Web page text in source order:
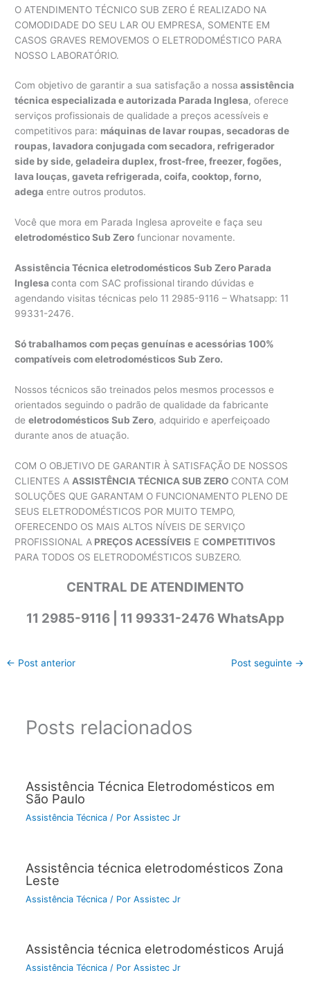
O ATENDIMENTO TÉCNICO SUB ZERO É REALIZADO NA
COMODIDADE DO SEU LAR OU EMPRESA, SOMENTE EM
CASOS GRAVES REMOVEMOS O ELETRODOMÉSTICO PARA
NOSSO LABORATÓRIO.
Com objetivo de garantir a sua satisfação a nossa assistência
técnica especializada e autorizada Parada Inglesa, oferece
serviços profissionais de qualidade a preços acessíveis e
competitivos para: máquinas de lavar roupas, secadoras de
roupas, lavadora conjugada com secadora, refrigerador
side by side, geladeira duplex, frost-free, freezer, fogões,
lava louças, gaveta refrigerada, coifa, cooktop, forno,
adega entre outros produtos.
Você que mora em Parada Inglesa aproveite e faça seu
eletrodoméstico Sub Zero funcionar novamente.
Assistência Técnica eletrodomésticos Sub Zero Parada
Inglesaconta com SAC profissional tirando dúvidas e
agendando visitas técnicas pelo 11 2985-9116 – Whatsapp: 11
99331-2476.
Só trabalhamos com peças genuínas e acessórias 100%
compatíveis com eletrodomésticos Sub Zero.
Nossos técnicos são treinados pelos mesmos processos e
orientados seguindo o padrão de qualidade da fabricante
deeletrodomésticos Sub Zero, adquirido e aperfeiçoado
durante anos de atuação.
COM O OBJETIVO DE GARANTIR À SATISFAÇÃO DE NOSSOS
CLIENTES A ASSISTÊNCIA TÉCNICA SUB ZERO CONTA COM
SOLUÇÕES QUE GARANTAM O FUNCIONAMENTO PLENO DE
SEUS ELETRODOMÉSTICOS POR MUITO TEMPO,
OFERECENDO OS MAIS ALTOS NÍVEIS DE SERVIÇO
PROFISSIONAL A PREÇOS ACESSÍVEIS ECOMPETITIVOS
PARA TODOS OS ELETRODOMÉSTICOS SUBZERO.
CENTRAL DE ATENDIMENTO
11 2985-9116 | 11 99331-2476 WhatsApp
← Post anterior Post seguinte →
Posts relacionados
Assistência Técnica Eletrodomésticos em
São Paulo
Assistência Técnica/ Por Assistec Jr
Assistência técnica eletrodomésticos Zona
Leste
Assistência Técnica/ Por Assistec Jr
Assistência técnica eletrodomésticos Arujá
Assistência Técnica/ Por Assistec Jr